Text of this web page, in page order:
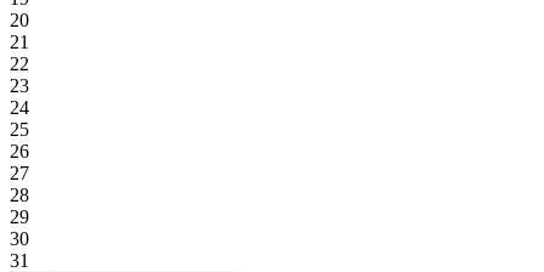
20
21
22
23
24
25
26
27
28
29
30
31